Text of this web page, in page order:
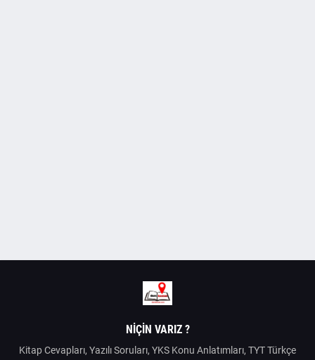
NIÇIN VARIZ ?
Kitap Cevapları, Yazılı Soruları, YKS Konu Anlatımları, TYT Türkçe